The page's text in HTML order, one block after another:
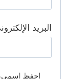
البريد
احفظ اسمي،